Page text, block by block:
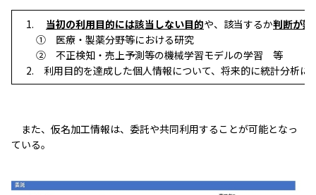
1. 当初の利用目的には該当しない目的や、該当するか判断が難
① 医療・製薬分野等における研究
② 不正検知・売上予測等の機械学習モデルの学習 等
2. 利用目的を達成した個人情報について、将来的に統計分析に
また、仮名加工情報は、委託や共同利用することが可能となっ
ている。